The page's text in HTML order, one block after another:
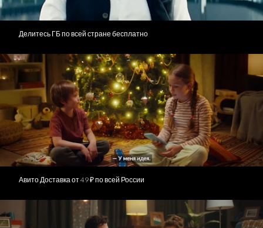
Делитесь ГБ по всей стране бесплатно
Авито Доставка от 49 ₽ по всей России